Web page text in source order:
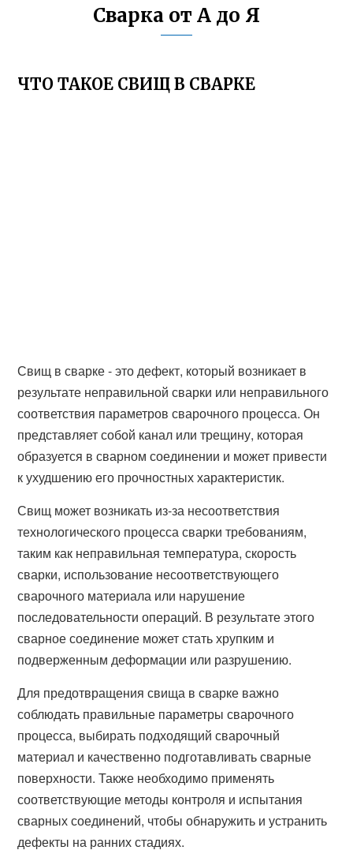
Сварка от А до Я
ЧТО ТАКОЕ СВИЩ В СВАРКЕ
Свищ в сварке - это дефект, который возникает в
результате неправильной сварки или неправильного
соответствия параметров сварочного процесса. Он
представляет собой канал или трещину, которая
образуется в сварном соединении и может привести
к ухудшению его прочностных характеристик.
Свищ может возникать из-за несоответствия
технологического процесса сварки требованиям,
таким как неправильная температура, скорость
сварки, использование несоответствующего
сварочного материала или нарушение
последовательности операций. В результате этого
сварное соединение может стать хрупким и
подверженным деформации или разрушению.
Для предотвращения свища в сварке важно
соблюдать правильные параметры сварочного
процесса, выбирать подходящий сварочный
материал и качественно подготавливать сварные
поверхности. Также необходимо применять
соответствующие методы контроля и испытания
сварных соединений, чтобы обнаружить и устранить
дефекты на ранних стадиях.